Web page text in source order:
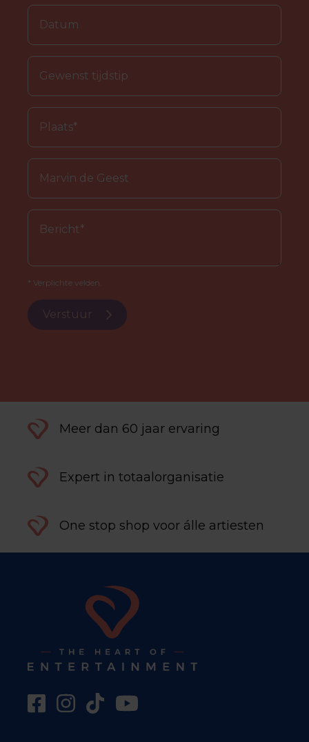
* Verplichte velden.
Verstuur
Meer dan 60 jaar ervaring
Expert in totaalorganisatie
One stop shop voor álle artiesten